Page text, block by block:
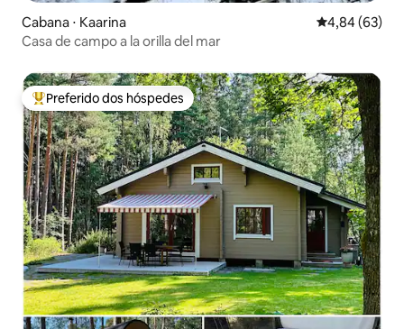
Cabana ⋅ Kaarina 4,84 de uma
4,84 (63)
Casa de campo a la orilla del mar
Entre os melhores preferidos dos hóspedes
Preferido dos hóspedes